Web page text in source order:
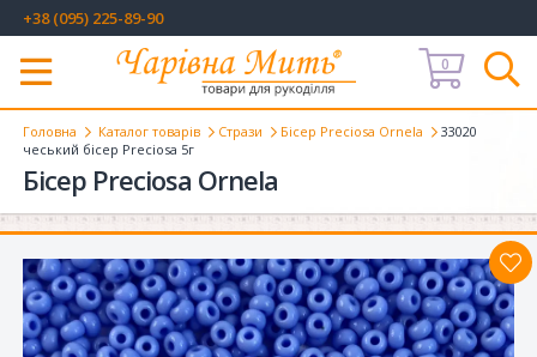
+38 (095) 225-89-90
Меню
0
Головна Каталог товарів Стрази Бісер Preciosa Ornela
33020
чеський бісер Preciosa 5г
Бісер Preciosa Ornela